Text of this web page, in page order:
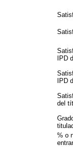
IPD
IPD
del
% o